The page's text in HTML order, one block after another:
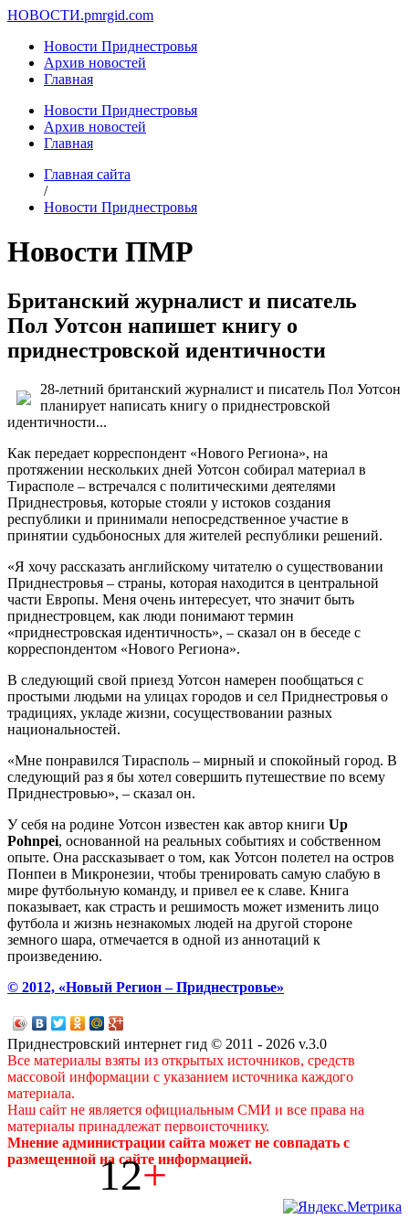
НОВОСТИ.pmrgid.com
Новости Приднестровья
Архив новостей
Главная
Новости Приднестровья
Архив новостей
Главная
Главная сайта
/
Новости Приднестровья
Новости ПМР
Британский журналист и писатель
Пол Уотсон напишет книгу о
приднестровской идентичности
28-летний британский журналист и писатель Пол Уотсон
планирует написать книгу о приднестровской
идентичности...
Как передает корреспондент «Нового Региона», на
протяжении нескольких дней Уотсон собирал материал в
Тирасполе – встречался с политическими деятелями
Приднестровья, которые стояли у истоков создания
республики и принимали непосредственное участие в
принятии судьбоносных для жителей республики решений.
«Я хочу рассказать английскому читателю о существовании
Приднестровья – страны, которая находится в центральной
части Европы. Меня очень интересует, что значит быть
приднестровцем, как люди понимают термин
«приднестровская идентичность», – сказал он в беседе с
корреспондентом «Нового Региона».
В следующий свой приезд Уотсон намерен пообщаться с
простыми людьми на улицах городов и сел Приднестровья о
традициях, укладе жизни, сосуществовании разных
национальностей.
«Мне понравился Тирасполь – мирный и спокойный город. В
следующий раз я бы хотел совершить путешествие по всему
Приднестровью», – сказал он.
У себя на родине Уотсон известен как автор книги Up
Pohnpei, основанной на реальных событиях и собственном
опыте. Она рассказывает о том, как Уотсон полетел на остров
Понпеи в Микронезии, чтобы тренировать самую слабую в
мире футбольную команду, и привел ее к славе. Книга
показывает, как страсть и решимость может изменить лицо
футбола и жизнь незнакомых людей на другой стороне
земного шара, отмечается в одной из аннотаций к
произведению.
© 2012, «Новый Регион – Приднестровье»
Приднестровский интернет гид © 2011 - 2026 v.3.0
Все материалы взяты из открытых источников, средств
массовой информации с указанием источника каждого
материала.
Наш сайт не является официальным СМИ и все права на
материалы принадлежат первоисточнику.
Мнение администрации сайта может не совпадать с
размещенной на сайте информацией.
12+